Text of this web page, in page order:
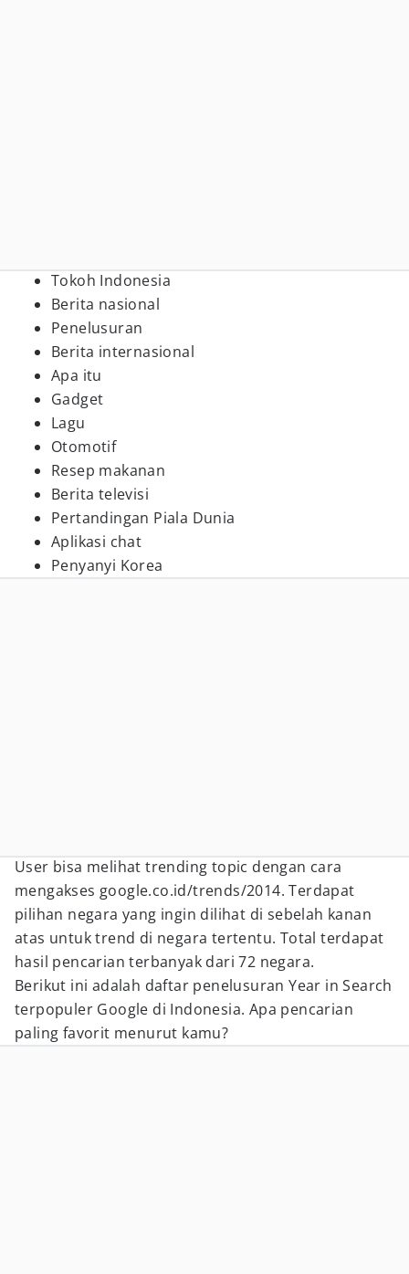
Tokoh Indonesia
Berita nasional
Penelusuran
Berita internasional
Apa itu
Gadget
Lagu
Otomotif
Resep makanan
Berita televisi
Pertandingan Piala Dunia
Aplikasi chat
Penyanyi Korea
User bisa melihat trending topic dengan cara
mengakses google.co.id/trends/2014. Terdapat
pilihan negara yang ingin dilihat di sebelah kanan
atas untuk trend di negara tertentu. Total terdapat
hasil pencarian terbanyak dari 72 negara.
Berikut ini adalah daftar penelusuran Year in Search
terpopuler Google di Indonesia. Apa pencarian
paling favorit menurut kamu?